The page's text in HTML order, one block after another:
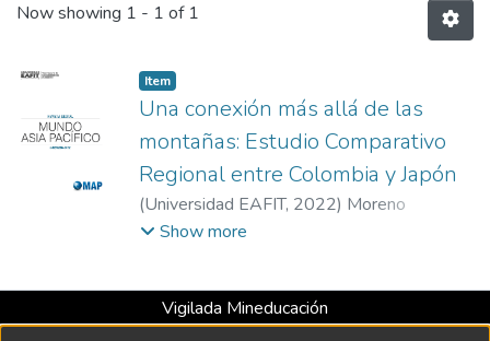
Now showing 1 - 1 of 1
Item
Una conexión más allá de las
montañas: Estudio Comparativo
Regional entre Colombia y Japón
(Universidad EAFIT, 2022) Moreno
Granados, Daniela
Show more
Vigilada Mineducación
Universidad con Acreditación Institucional hasta 2026 -